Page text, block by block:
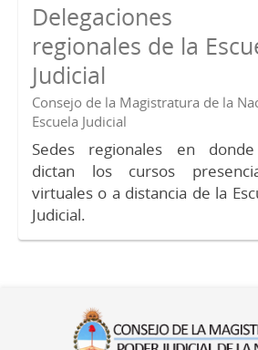
Delegaciones
regionales de la
Judicial
Consejo de la Magistratura de la
Escuela Judicial
Sedes regionales en
dictan los cursos
virtuales o a distancia de la
Judicial.